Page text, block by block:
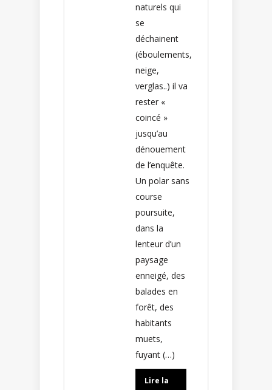
naturels qui
se
déchainent
(éboulements,
neige,
verglas..) il va
rester «
coincé »
jusqu’au
dénouement
de l’enquête.
Un polar sans
course
poursuite,
dans la
lenteur d’un
paysage
enneigé, des
balades en
forêt, des
habitants
muets,
fuyant (…)
Lire la